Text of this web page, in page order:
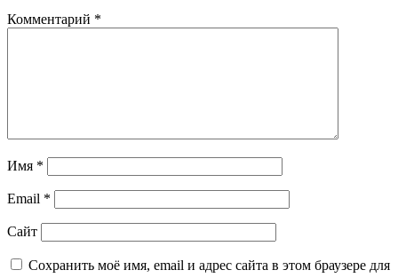
Комментарий *
Имя *
Email *
Сайт
Сохранить моё имя, email и адрес сайта в этом браузере для